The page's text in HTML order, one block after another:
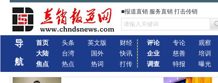
■报道直销 服务直销 打击传销
导
航
首页
大陆
焦点
头条
台湾
热点
英文版
国外
热词
财经
快讯
打传
评论
企业
调查
专论
慈善
特报
观察
培训
曝光